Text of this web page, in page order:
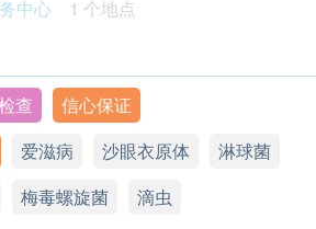
、乙型肝炎及淋病等亦对下一代
生育，必须多加注意，因受性病
引致流产或早产，病毒可以经由
至对婴儿的神经系统造成影响。
性病DNA及RNA检验：沙眼衣原
体DNA、人型支原体DNA、淋球
、微小脲原体DNA及解脲支原体
& 2型基因测试。
中心预约。
当天出示身份证及列印订购确认信
人员主理。
报告，须额外加 $350诊金。
适用于星期日及公众假期 。
效期为6个月，客户必须于6个月内
起计)接受有关检查，逾期作废。
中心
1 个地点
士道8号格兰中心7楼701-2室 (港铁
查
信心保证
爱滋病 沙眼衣原体
淋球菌
梅毒螺旋菌 滴虫